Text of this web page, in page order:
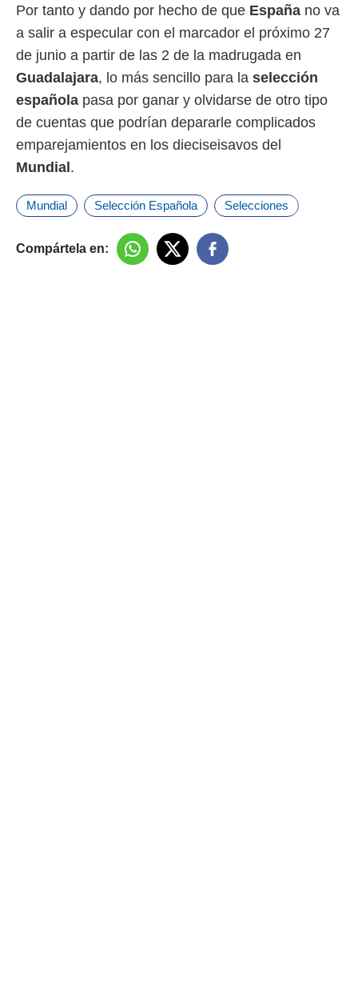
Por tanto y dando por hecho de que España no va
a salir a especular con el marcador el próximo 27
de junio a partir de las 2 de la madrugada en
Guadalajara, lo más sencillo para la selección
española pasa por ganar y olvidarse de otro tipo
de cuentas que podrían depararle complicados
emparejamientos en los dieciseisavos del
Mundial .
Mundial Selección Española Selecciones
Compártela en: